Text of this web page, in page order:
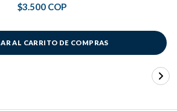
$3.500 COP
AL CARRITO DE COMPRAS